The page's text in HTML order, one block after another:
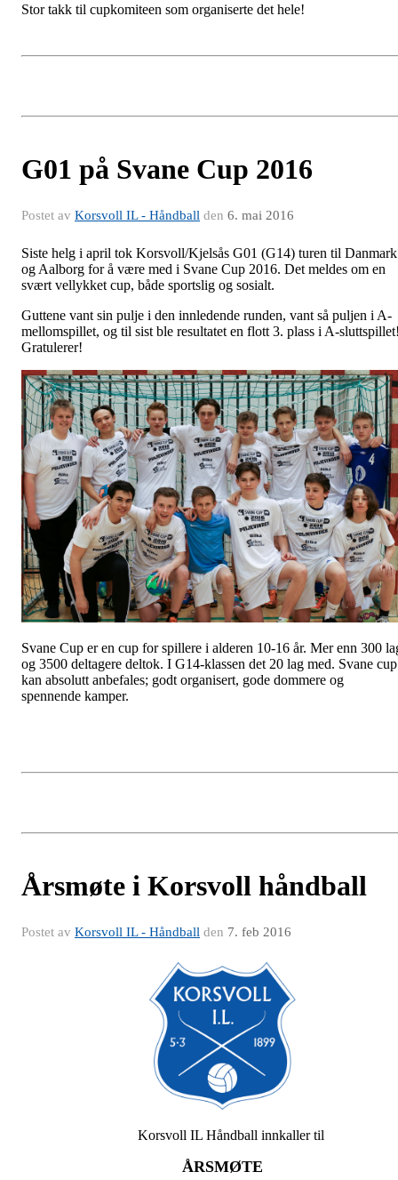
Stor takk til cupkomiteen som organiserte det hele!
G01 på Svane Cup 2016
Postet av Korsvoll IL - Håndball den 6. mai 2016
Siste helg i april tok Korsvoll/Kjelsås G01 (G14) turen til Danmark
og Aalborg for å være med i Svane Cup 2016. Det meldes om en
svært vellykket cup, både sportslig og sosialt.
Guttene vant sin pulje i den innledende runden, vant så puljen i A-
mellomspillet, og til sist ble resultatet en flott 3. plass i A-
Gratulerer!
Svane Cup er en cup for spillere i alderen 10-16 år. Mer enn 300
og 3500 deltagere deltok. I G14-klassen det 20 lag med. Svane cup
kan absolutt anbefales; godt organisert, gode dommere og
spennende kamper.
Årsmøte i Korsvoll håndball
Postet av Korsvoll IL - Håndball den 7. feb 2016
Korsvoll IL Håndball innkaller til
ÅRSMØTE